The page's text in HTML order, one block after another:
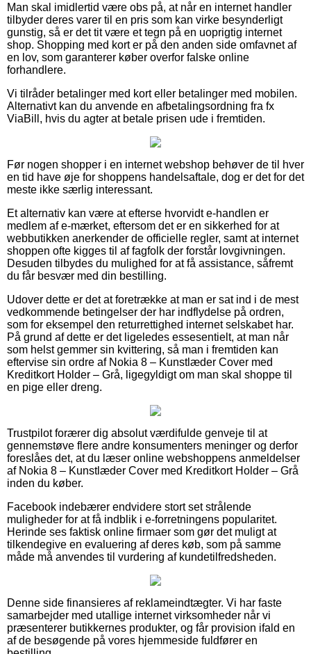
Man skal imidlertid være obs på, at når en internet handler
tilbyder deres varer til en pris som kan virke besynderligt
gunstig, så er det tit være et tegn på en uoprigtig internet
shop. Shopping med kort er på den anden side omfavnet af
en lov, som garanterer køber overfor falske online
forhandlere.
Vi tilråder betalinger med kort eller betalinger med mobilen.
Alternativt kan du anvende en afbetalingsordning fra fx
ViaBill, hvis du agter at betale prisen ude i fremtiden.
Før nogen shopper i en internet webshop behøver de til hver
en tid have øje for shoppens handelsaftale, dog er det for det
meste ikke særlig interessant.
Et alternativ kan være at efterse hvorvidt e-handlen er
medlem af e-mærket, eftersom det er en sikkerhed for at
webbutikken anerkender de officielle regler, samt at internet
shoppen ofte kigges til af fagfolk der forstår lovgivningen.
Desuden tilbydes du mulighed for at få assistance, såfremt
du får besvær med din bestilling.
Udover dette er det at foretrække at man er sat ind i de mest
vedkommende betingelser der har indflydelse på ordren,
som for eksempel den returrettighed internet selskabet har.
På grund af dette er det ligeledes essesentielt, at man når
som helst gemmer sin kvittering, så man i fremtiden kan
eftervise sin ordre af Nokia 8 – Kunstlæder Cover med
Kreditkort Holder – Grå, ligegyldigt om man skal shoppe til
en pige eller dreng.
Trustpilot forærer dig absolut værdifulde genveje til at
gennemstøve flere andre konsumenters meninger og derfor
foreslåes det, at du læser online webshoppens anmeldelser
af Nokia 8 – Kunstlæder Cover med Kreditkort Holder – Grå
inden du køber.
Facebook indebærer endvidere stort set strålende
muligheder for at få indblik i e-forretningens popularitet.
Herinde ses faktisk online firmaer som gør det muligt at
tilkendegive en evaluering af deres køb, som på samme
måde må anvendes til vurdering af kundetilfredsheden.
Denne side finansieres af reklameindtægter. Vi har faste
samarbejder med utallige internet virksomheder når vi
præsenterer butikkernes produkter, og får provision ifald en
af de besøgende på vores hjemmeside fuldfører en